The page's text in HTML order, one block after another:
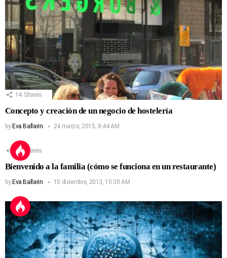
14 Shares
Concepto y creación de un negocio de hostelería
by Eva Ballarin 24 marzo, 2015, 8:44 AM
13 Shares
Bienvenido a la familia (cómo se funciona en un restaurante)
by Eva Ballarin 15 diciembre, 2013, 10:30 AM